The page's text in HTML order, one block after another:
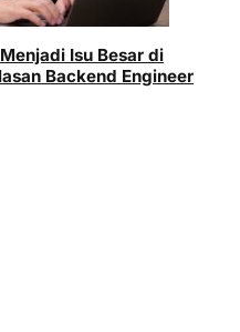
Isu Besar di
Backend Engineer